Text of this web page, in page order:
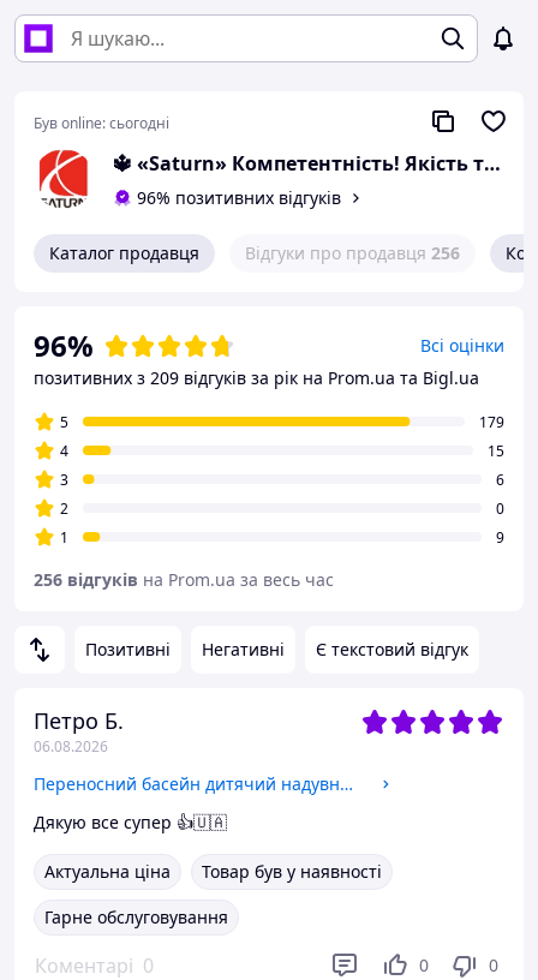
Був online:сьогодні
🔱 «Saturn» Компетентність! Якість товару! Швидка відправка! ✅
96% позитивних відгуків
Каталог продавця Відгуки про продавця 256
Позитивні Негативні Є текстовий відгук
Петро Б.
06.08.2026
Переносний басейн дитячий надувний Intex 28110 Easy Set 244х76 круглий Вуличні басейни великі для дачі
Дякую все супер 👍🇺🇦
Актуальна ціна
Товар був у наявності
Гарне обслуговування
Коментарі 0 0 0
96%
Всі оцінки
позитивних з 209 відгуків за рік на Prom.ua та Bigl.ua
5
179
4
15
3
6
2
0
1
9
256 відгуків на Prom.ua за весь час